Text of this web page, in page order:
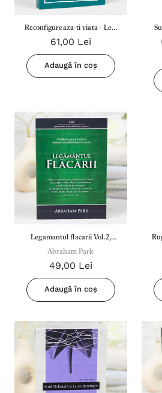
Reconfigureaza-ti viata - Levi
Lusko
61,00 Lei
Adaugă în coș
Legamantul flacarii Vol.2,
Seria: Istoria rascumpararii -
Abraham Park
Abraham Park
49,00 Lei
Adaugă în coș